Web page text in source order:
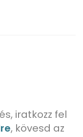
iratkozz fel
, kövesd az